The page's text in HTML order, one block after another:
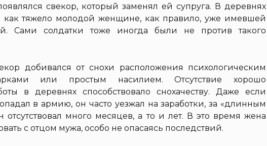
свекор, который заменял ей супруга. В деревнях
как тяжело молодой женщине, как правило, уже имевшей
Сами солдатки тоже иногда были не против такого
добивался от снохи расположения психологическим
или простым насилием. Отсутствие хорошо
в деревнях способствовало снохачеству. Даже если
в армию, он часто уезжал на заработки, за «длинным
отсутствовал много месяцев, а то и лет. В это время жена
с отцом мужа, особо не опасаясь последствий.